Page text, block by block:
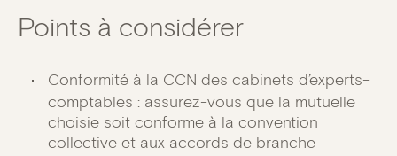
Points à considérer
Conformité à la CCN des cabinets d’experts-
comptables : assurez-vous que la mutuelle
choisie soit conforme à la convention
collective et aux accords de branche